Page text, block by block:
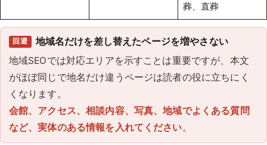
葬、直葬
回避 地域名だけを差し替えたページを増やさない
地域SEOでは対応エリアを示すことは重要ですが、本文
がほぼ同じで地名だけ違うページは読者の役に立ちにく
くなります。
会館、アクセス、相談内容、写真、地域でよくある質問
など、実体のある情報を入れてください。